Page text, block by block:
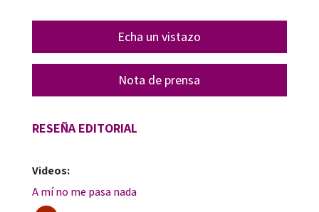
Echa un vistazo
Nota de prensa
RESEÑA EDITORIAL
Videos:
A mí no me pasa nada